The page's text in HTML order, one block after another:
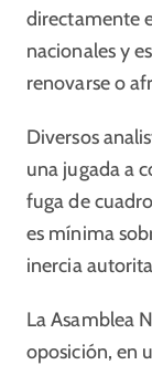
directamente
nacionales y
renovarse o
Diversos
una jugada a
fuga de
es mínima
inercia
La Asamblea
oposición, en